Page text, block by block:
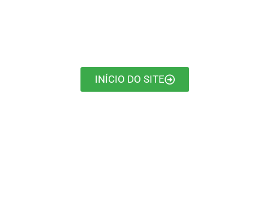
INÍCIO DO SITE